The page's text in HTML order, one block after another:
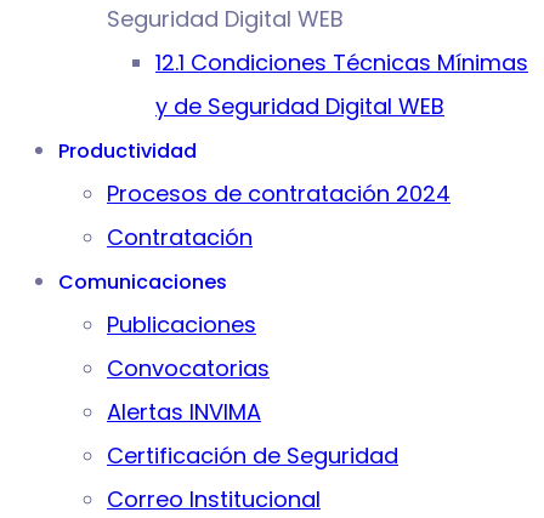
Seguridad Digital WEB
12.1 Condiciones Técnicas Mínimas
y de Seguridad Digital WEB
Productividad
Procesos de contratación 2024
Contratación
Comunicaciones
Publicaciones
Convocatorias
Alertas INVIMA
Certificación de Seguridad
Correo Institucional